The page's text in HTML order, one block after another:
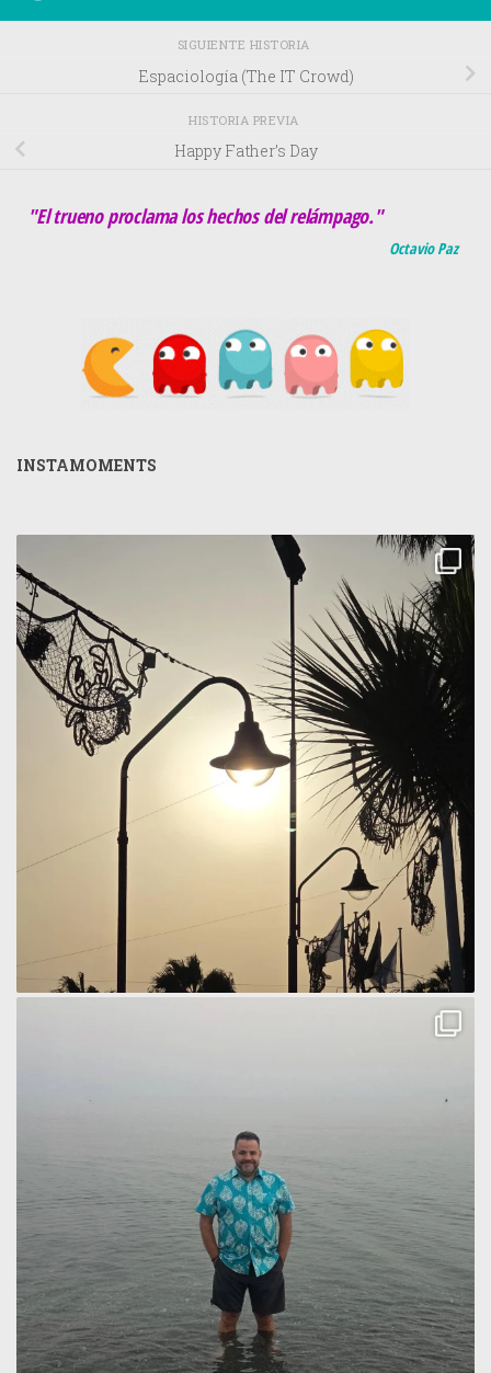
SIGUIENTE HISTORIA
Espaciología (The IT Crowd)
HISTORIA PREVIA
Happy Father’s Day
"El trueno proclama los hechos del relámpago."
Octavio Paz
INSTAMOMENTS